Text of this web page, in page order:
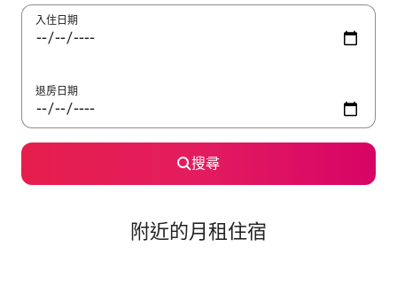
入住日期
退房日期
搜尋
附近的月租住宿